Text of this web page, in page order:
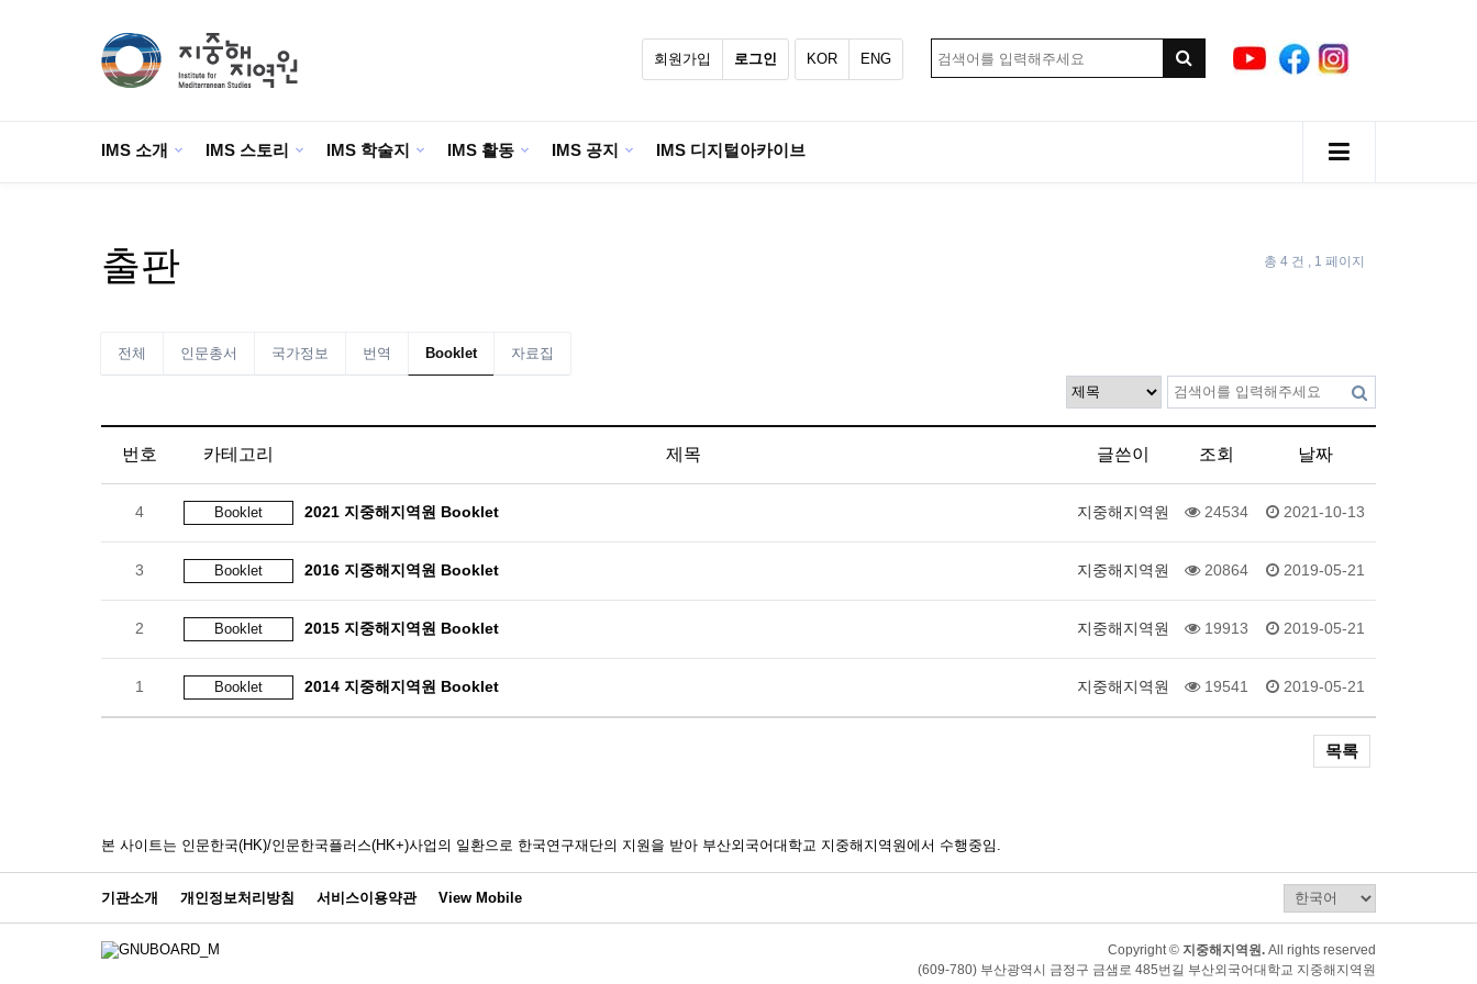
회원가입 로그인 KOR ENG
IMS 소개 IMS 스토리 IMS 학술지 IMS 활동 IMS 공지 IMS 디지털아카이브
출판 총 4 건 , 1 페이지
전체 인문총서 국가정보 번역 Booklet 자료집
번호 카테고리 제목 글쓴이 조회 날짜
4 Booklet 2021 지중해지역원 Booklet 지중해지역원 24534 2021-10-13
3 Booklet 2016 지중해지역원 Booklet 지중해지역원 20864 2019-05-21
2 Booklet 2015 지중해지역원 Booklet 지중해지역원 19913 2019-05-21
1 Booklet 2014 지중해지역원 Booklet 지중해지역원 19541 2019-05-21
목록
본 사이트는 인문한국(HK)/인문한국플러스(HK+)사업의 일환으로 한국연구재단의 지원을 받아 부산외국어대학교 지중해지역원에서 수행중임.
기관소개 개인정보처리방침 서비스이용약관 View Mobile
Copyright © 지중해지역원. All rights reserved
(609-780) 부산광역시 금정구 금샘로 485번길 부산외국어대학교 지중해지역원